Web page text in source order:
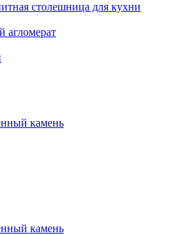
столешница для кухни
агломерат
камень
камень